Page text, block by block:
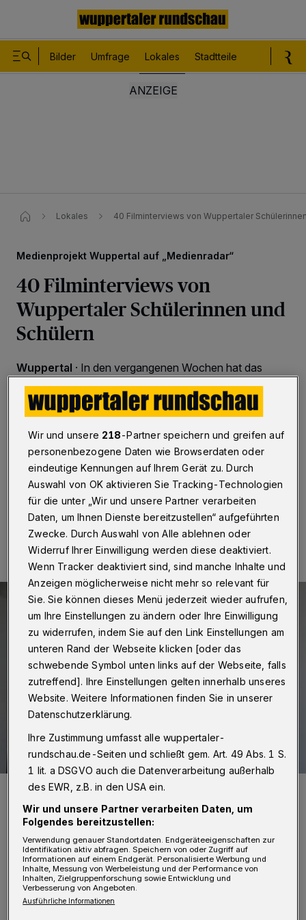
Bilder Umfrage Lokales Stadtteile
Lokales 40 Filminterviews von Wuppertaler
Medienprojekt Wuppertal auf „Medienradar“
40 Filminterviews von
Wuppertaler Schülerinnen und
Schülern
Wuppertal · In den vergangenen Wochen hat das
Medienprojekt Wuppertal 40 ausführliche Interviews
zum Thema Mediennutzung mit Schülerinnen und
Schülern der Gesamtschule Else-Lasker-Schüler, des
Dörpfeld-Gymnasiums und der Gesamtschule
Langerfeld produziert. Sie werden nun auf der neuen
Multimedia-Plattform „Medienradar“ publiziert.
09.11.2020 , 07:30 Uhr Eine Minute Lesezeit
Medienprojekt-Mitarbeiter Daniel Hermann bei Dreharbeiten mit
Foto: Medienprojekt Wuppertal
D as Fachportal ist ein
Wir und unsere 218-Partner speichern und greifen auf
personenbezogene Daten wie Browserdaten oder
eindeutige Kennungen auf Ihrem Gerät zu. Durch
Auswahl von OK aktivieren Sie Tracking-Technologien
für die unter „Wir und unsere Partner verarbeiten
Daten, um Ihnen Dienste bereitzustellen“ aufgeführten
Zwecke. Durch Auswahl von Alle ablehnen oder
Widerruf Ihrer Einwilligung werden diese deaktiviert.
Wenn Tracker deaktiviert sind, sind manche Inhalte und
Anzeigen möglicherweise nicht mehr so relevant für
Sie. Sie können dieses Menü jederzeit wieder aufrufen,
um Ihre Einstellungen zu ändern oder Ihre Einwilligung
zu widerrufen, indem Sie auf den Link Einstellungen am
unteren Rand der Webseite klicken [oder das
schwebende Symbol unten links auf der Webseite, falls
zutreffend]. Ihre Einstellungen gelten innerhalb unseres
Website. Weitere Informationen finden Sie in unserer
Datenschutzerklärung.
Ihre Zustimmung umfasst alle wuppertaler-
rundschau.de-Seiten und schließt gem. Art. 49 Abs. 1 S.
1 lit. a DSGVO auch die Datenverarbeitung außerhalb
des EWR, z.B. in den USA ein.
Wir und unsere Partner verarbeiten Daten, um
Folgendes bereitzustellen:
Verwendung genauer Standortdaten. Endgeräteeigenschaften zur
Identifikation aktiv abfragen. Speichern von oder Zugriff auf
Informationen auf einem Endgerät. Personalisierte Werbung und
Inhalte, Messung von Werbeleistung und der Performance von
Inhalten, Zielgruppenforschung sowie Entwicklung und
Verbesserung von Angeboten.
Ausführliche Informationen